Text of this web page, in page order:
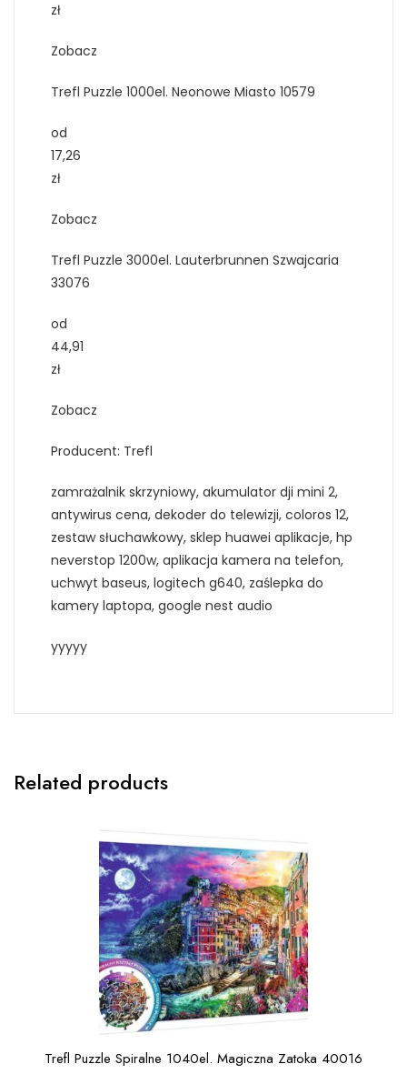
zł
Zobacz
Trefl Puzzle 1000el. Neonowe Miasto 10579
od
17,26
zł
Zobacz
Trefl Puzzle 3000el. Lauterbrunnen Szwajcaria
33076
od
44,91
zł
Zobacz
Producent: Trefl
zamrażalnik skrzyniowy, akumulator dji mini 2,
antywirus cena, dekoder do telewizji, coloros 12,
zestaw słuchawkowy, sklep huawei aplikacje, hp
neverstop 1200w, aplikacja kamera na telefon,
uchwyt baseus, logitech g640, zaślepka do
kamery laptopa, google nest audio
yyyyy
Related products
Trefl Puzzle Spiralne 1040el. Magiczna Zatoka 40016